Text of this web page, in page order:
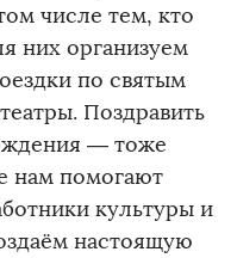
числе тем, кто
них организуем
по святым
Поздравить
— тоже
нам помогают
культуры и
настоящую